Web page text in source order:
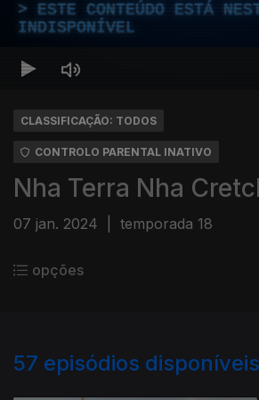
ESTE CONTEÚDO ESTÁ
INDISPONÍVEL
CLASSIFICAÇÃO: TODOS
CONTROLO PARENTAL INATIVO
Nha Terra Nha
07 jan. 2024 temporada 18
opções
57 episódios disponíveis